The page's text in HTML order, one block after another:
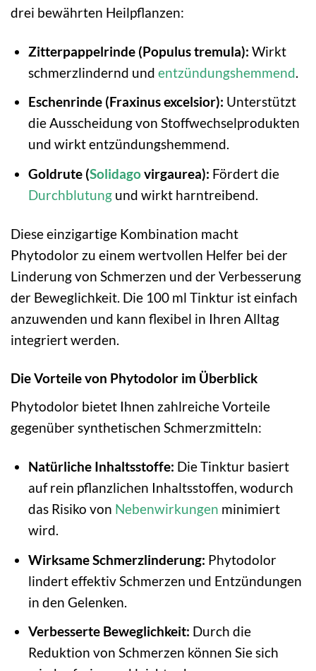
drei bewährten Heilpflanzen:
Zitterpappelrinde (Populus tremula): Wirkt
schmerzlindernd und entzündungshemmend
Eschenrinde (Fraxinus excelsior): Unterstützt
die Ausscheidung von Stoffwechselprodukten
und wirkt entzündungshemmend.
Goldrute (Solidagovirgaurea): Fördert die
Durchblutungund wirkt harntreibend.
Diese einzigartige Kombination macht
Phytodolor zu einem wertvollen Helfer bei der
Linderung von Schmerzen und der Verbesserung
der Beweglichkeit. Die 100 ml Tinktur ist einfach
anzuwenden und kann flexibel in Ihren Alltag
integriert werden.
Die Vorteile von Phytodolor im Überblick
Phytodolor bietet Ihnen zahlreiche Vorteile
gegenüber synthetischen Schmerzmitteln:
Natürliche Inhaltsstoffe: Die Tinktur basiert
auf rein pflanzlichen Inhaltsstoffen, wodurch
das Risiko von Nebenwirkungen minimiert
wird.
Wirksame Schmerzlinderung: Phytodolor
lindert effektiv Schmerzen und Entzündungen
in den Gelenken.
Verbesserte Beweglichkeit: Durch die
Reduktion von Schmerzen können Sie sich